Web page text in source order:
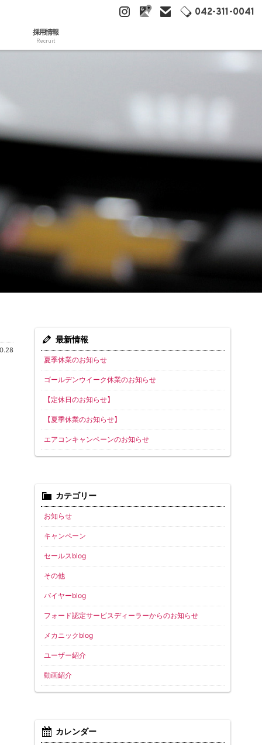
042-311-0041
採用情報
Recruit
最新情報
夏季休業のお知らせ
ゴールデンウイーク休業のお知らせ
【定休日のお知らせ】
【夏季休業のお知らせ】
エアコンキャンペーンのお知らせ
カテゴリー
お知らせ
キャンペーン
セールスblog
その他
バイヤーblog
フォード認定サービスディーラーからのお知らせ
メカニックblog
ユーザー紹介
動画紹介
カレンダー